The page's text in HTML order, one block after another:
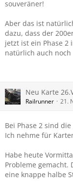
souveräner!
Aber das ist
dazu, dass der
jetzt ist ein Phase 2
natürlich auch
Neu Karte
Railrunner 21.
Bei Phase 2 sind
Ich nehme für
Habe heute
Probleme
eine knappe halbe